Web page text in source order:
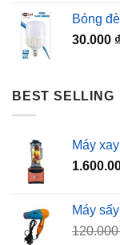
Bóng
30.000 ₫
BEST SELLING
Máy
Máy